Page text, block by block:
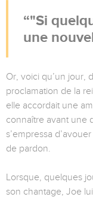
"Si
une
Or, voici qu’un jour,
proclamation de la
elle accordait une
connaître avant une
s’empressa
de pardon.
Lorsque, quelques
son chantage, Joe